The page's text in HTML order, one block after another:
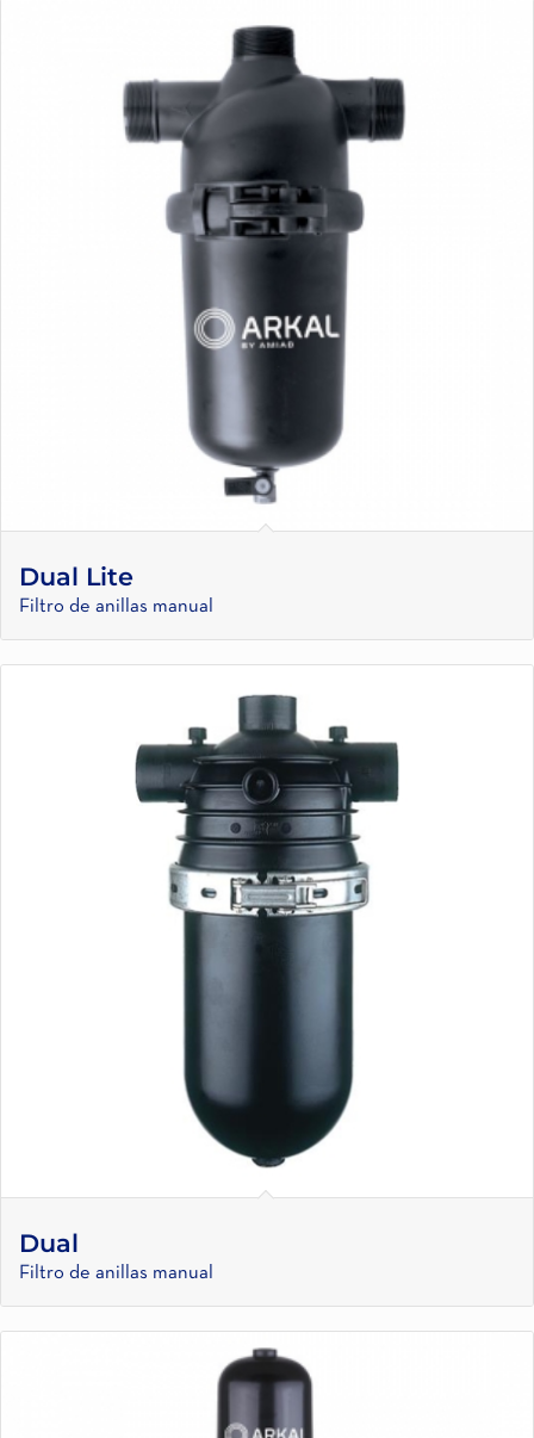
Dual Lite
Filtro de anillas manual
Dual
Filtro de anillas manual